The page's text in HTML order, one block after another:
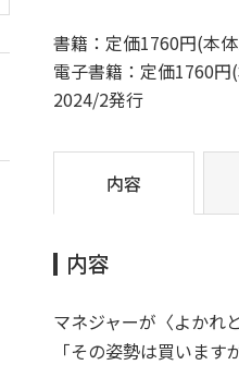
書籍：定価1760円(本
電子書籍：定価1760円
2024/2発行
内容
内容
マネジャーが〈よかれ
「その姿勢は買います